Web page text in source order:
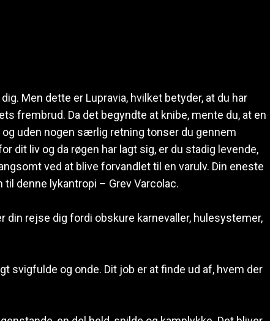
Men dette er Lupravia, hvilket betyder, at du har
frembrud. Da det begyndte at knibe, mente du, at en
uden nogen særlig retning tonser du gennem
dit liv og da røgen har lagt sig, er du stadig levende,
ved at blive forvandlet til en varulv. Din eneste
denne lykantropi – Grev Varcolac.
rejse dig fordi obskure karnevaller, hulesystemer,
og onde. Dit job er at finde ud af, hvem der